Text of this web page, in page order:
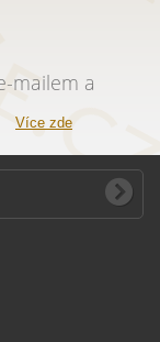
mailem a
Více zde